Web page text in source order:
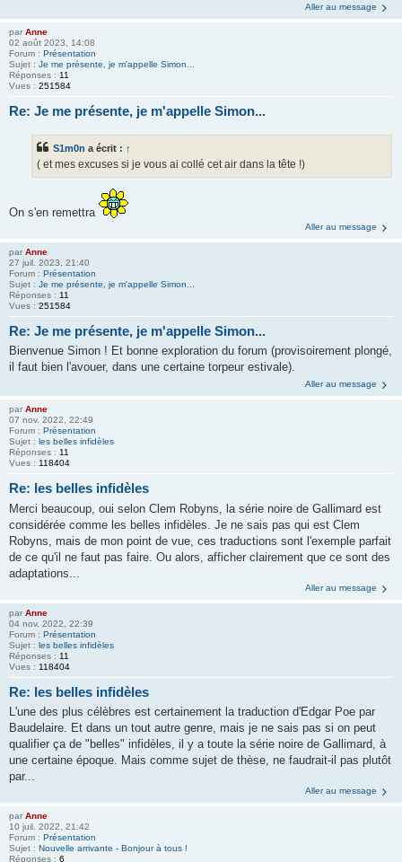
Aller au message
par Anne
02 août 2023, 14:08
Forum : Présentation
Sujet : Je me présente, je m'appelle Simon...
Réponses : 11
Vues : 251584
Re: Je me présente, je m'appelle Simon...
S1m0n a écrit : ↑
( et mes excuses si je vous ai collé cet air dans la tête !)
On s'en remettra
Aller au message
par Anne
27 juil. 2023, 21:40
Forum : Présentation
Sujet : Je me présente, je m'appelle Simon...
Réponses : 11
Vues : 251584
Re: Je me présente, je m'appelle Simon...
Bienvenue Simon ! Et bonne exploration du forum (provisoirement plongé,
il faut bien l'avouer, dans une certaine torpeur estivale).
Aller au message
par Anne
07 nov. 2022, 22:49
Forum : Présentation
Sujet : les belles infidèles
Réponses : 11
Vues : 118404
Re: les belles infidèles
Merci beaucoup, oui selon Clem Robyns, la série noire de Gallimard est
considérée comme les belles infidèles. Je ne sais pas qui est Clem
Robyns, mais de mon point de vue, ces traductions sont l'exemple parfait
de ce qu'il ne faut pas faire. Ou alors, afficher clairement que ce sont des
adaptations...
Aller au message
par Anne
04 nov. 2022, 22:39
Forum : Présentation
Sujet : les belles infidèles
Réponses : 11
Vues : 118404
Re: les belles infidèles
L'une des plus célèbres est certainement la traduction d'Edgar Poe par
Baudelaire. Et dans un tout autre genre, mais je ne sais pas si on peut
qualifier ça de "belles" infidèles, il y a toute la série noire de Gallimard, à
une certaine époque. Mais comme sujet de thèse, ne faudrait-il pas plutôt
par...
Aller au message
par Anne
10 juil. 2022, 21:42
Forum : Présentation
Sujet : Nouvelle arrivante - Bonjour à tous !
Réponses : 6